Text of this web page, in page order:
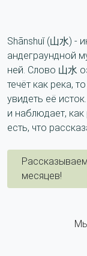
Shānshuǐ (山水) -
андеграундной
ней. Слово 山水
течёт как река,
увидеть её
и наблюдает, как
есть, что
месяцев!